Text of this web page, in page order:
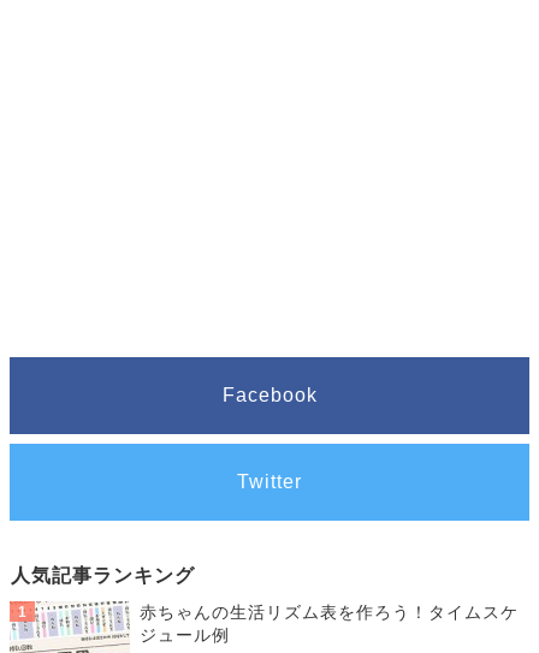
Facebook
Twitter
人気記事ランキング
赤ちゃんの生活リズム表を作ろう！タイムスケ
ジュール例